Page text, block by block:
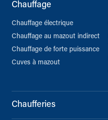
Chauffage
Chauffage électrique
Chauffage au mazout indirect
Chauffage de forte puissance
Cuves à mazout
Chaufferies